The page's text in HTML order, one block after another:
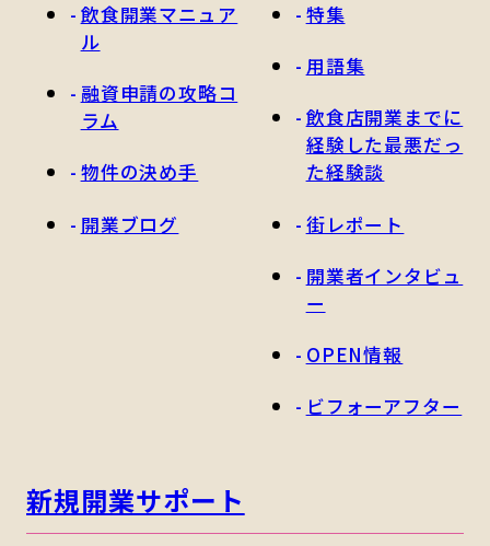
飲食開業マニュア
ル
融資申請の攻略コ
ラム
物件の決め手
開業ブログ
特集
用語集
飲食店開業までに
経験した最悪だっ
た経験談
街レポート
開業者インタビュ
ー
OPEN情報
ビフォーアフター
新規開業サポート